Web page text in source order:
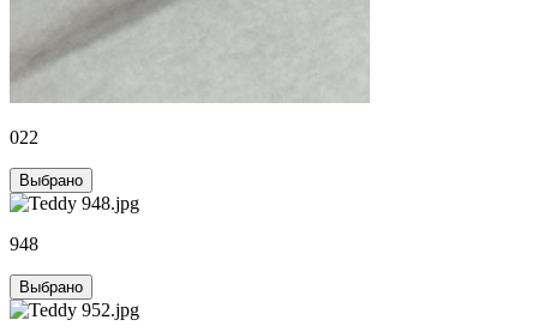
022
Выбрано
948
Выбрано